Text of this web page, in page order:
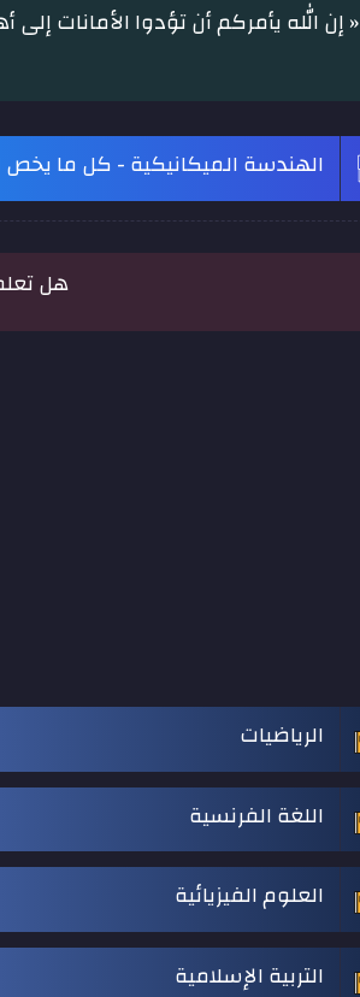
« إن الله يأمركم أن تؤدوا الأمانات
الهندسة الميكانيكية - كل ما يخص
هل
الرياضيات
اللغة الفرنسية
العلوم الفيزيائية
التربية الإسلامية